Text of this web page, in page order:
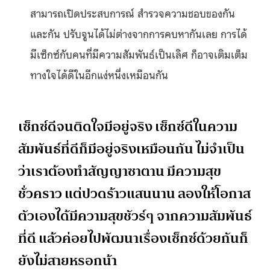
สามารถเปิดประสบการณ์ สำรวจความชอบของกัน
และกัน ปรับจูนได้ไม่ต่างจากการคบหากันเลย การได้
มีเซ็กซ์กับคนที่มีความสัมพันธ์เป็นเลิศ ก็อาจเติมเต็ม
ทางใจได้ดีในอีกแง่หนึ่งเหมือนกัน
เซ็กซ์ดีจนติดใจมีอยู่จริง เซ็กซ์ดีในความ
สัมพันธ์ที่ดีก็มีอยู่จริงเหมือนกัน ไม่จำเป็น
ว่าเราต้องทำสัญญาซาตาน มีความสุข
ชั่วคราว แต่ปวดร้าวแสนนาน ลองให้โอกาส
ตัวเองได้มีความสุขชัวร์ๆ จากความสัมพันธ์
ที่ดี แล้วค่อยไปพัฒนาเรื่องเซ็กซ์ด้วยกันก็
ยังไม่สายหรอกน้า